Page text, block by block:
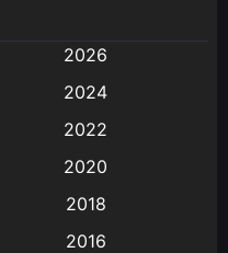
2026
2024
2022
2020
2018
2016